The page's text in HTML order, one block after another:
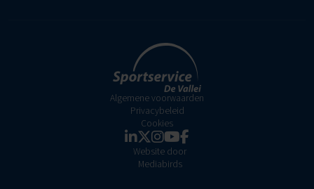
Algemene voorwaarden
Privacybeleid
Cookies
Website door
Mediabirds